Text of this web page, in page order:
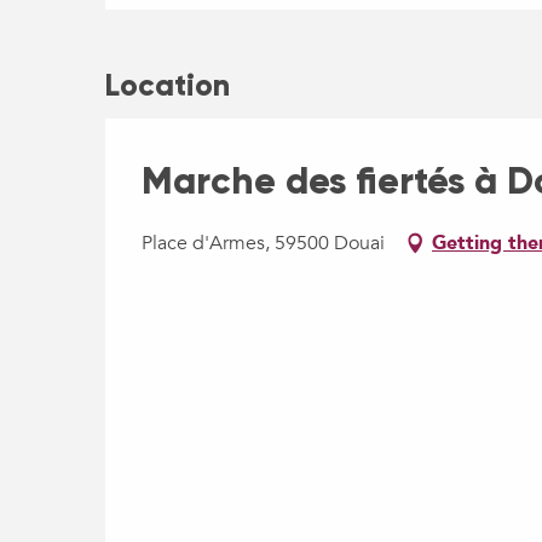
Location
Marche des fiertés à
Place d'Armes, 59500 Douai Getting